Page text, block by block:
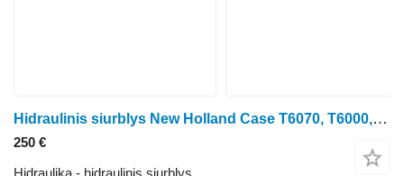
Hidraulinis siurblys New Holland Case T6070, T6000, Tsa Hydraulic Pump 47135546, 87395822 ratinio traktoriaus T6070
250 €
Hidraulika - hidraulinis siurblys